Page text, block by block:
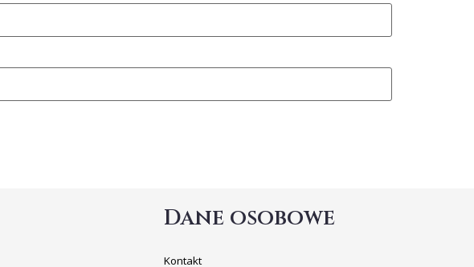
Dane osobowe
Kontakt